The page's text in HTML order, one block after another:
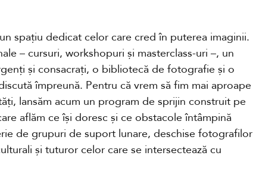
spațiu dedicat celor care cred în puterea imaginii.
– cursuri, workshopuri și masterclass-uri –, un
și consacrați, o bibliotecă de fotografie și o
împreună. Pentru că vrem să fim mai aproape
lansăm acum un program de sprijin construit pe
aflăm ce își doresc și ce obstacole întâmpină
de grupuri de suport lunare, deschise fotografilor
și tuturor celor care se intersectează cu